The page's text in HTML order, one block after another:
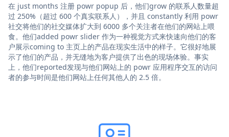
在 just months 注册 powr popup 后，他们grow 的联系人数量超
过 250%（超过 600 个真实联系人），并且 constantly 利用 powr
社交将他们的社交媒体扩大到 6000 多个关注者在他们的网站上喂
食。他们added powr slider 作为一种视觉方式来快速向他们的客
户展示coming to 主页上的产品在现实生活中的样子。它很好地展
示了他们的产品，并无缝地为客户提供了出色的现场体验。事实
上，他们reported发现与他们网站上的 powr 应用程序交互的访问
者的参与时间是他们网站上任何其他人的 2.5 倍。